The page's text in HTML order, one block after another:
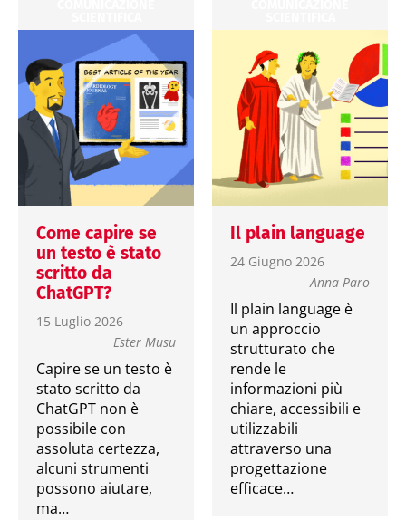
Come capire se
un testo è stato
scritto da
ChatGPT?
15 Luglio 2026
Ester Musu
Capire se un testo è
stato scritto da
ChatGPT non è
possibile con
assoluta certezza,
alcuni strumenti
possono aiutare,
ma…
Il plain language
24 Giugno 2026
Anna Paro
Il plain language è
un approccio
strutturato che
rende le
informazioni più
chiare, accessibili e
utilizzabili
attraverso una
progettazione
efficace…